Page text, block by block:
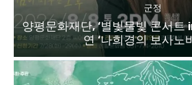
군정
양평문화재단, ‘별빛물빛 콘서트
연 ‘나희경의 보사노